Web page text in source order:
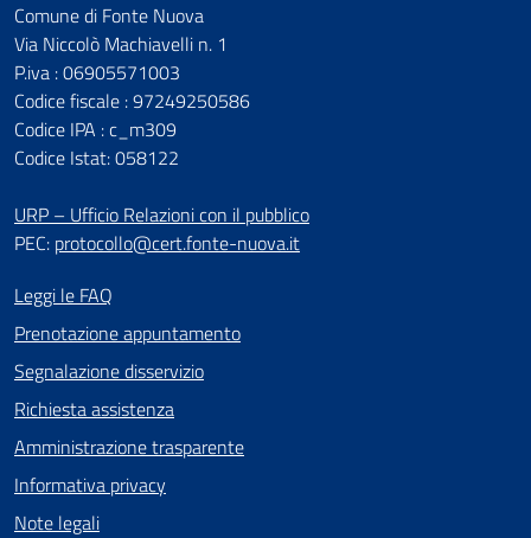
Comune di Fonte Nuova
Via Niccolò Machiavelli n. 1
P.iva : 06905571003
Codice fiscale : 97249250586
Codice IPA : c_m309
Codice Istat: 058122
URP – Ufficio Relazioni con il pubblico
PEC: protocollo@cert.fonte-nuova.it
Leggi le FAQ
Prenotazione appuntamento
Segnalazione disservizio
Richiesta assistenza
Amministrazione trasparente
Informativa privacy
Note legali